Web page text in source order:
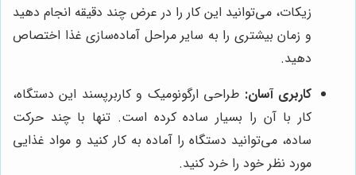
زیکات، می‌توانید این کار را در عرض چند دقیقه انجام دهید
و زمان بیشتری را به سایر مراحل آماده‌سازی غذا اختصاص
دهید.
کاربری آسان: طراحی ارگونومیک و کاربرپسند این دستگاه،
کار با آن را بسیار ساده کرده است. تنها با چند حرکت
ساده، می‌توانید دستگاه را آماده به کار کنید و مواد غذایی
مورد نظر خود را خرد کنید.